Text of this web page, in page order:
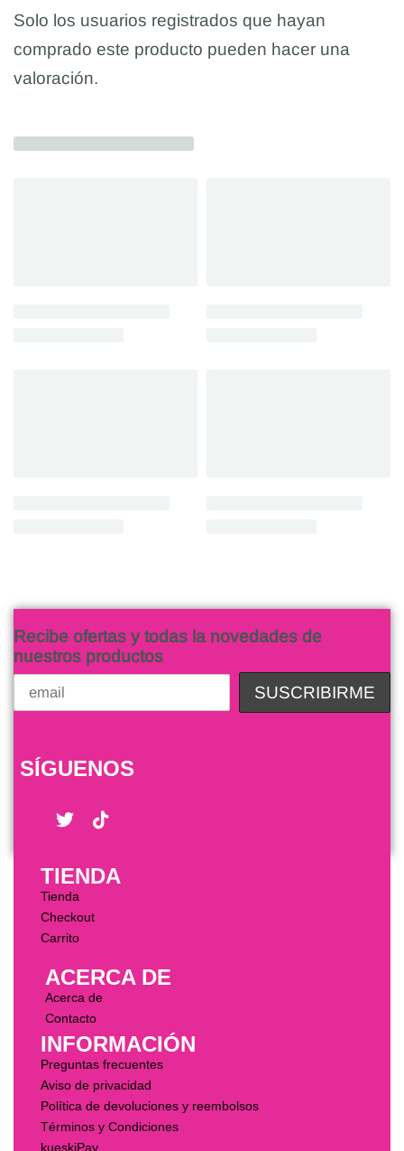
Solo los usuarios registrados que hayan
comprado este producto pueden hacer una
valoración.
Recibe ofertas y todas la novedades de
nuestros productos
SÍGUENOS
TIENDA
Tienda
Checkout
Carrito
ACERCA DE
Acerca de
Contacto
INFORMACIÓN
Preguntas frecuentes
Aviso de privacidad
Política de devoluciones y reembolsos
Términos y Condiciones
kueskiPay